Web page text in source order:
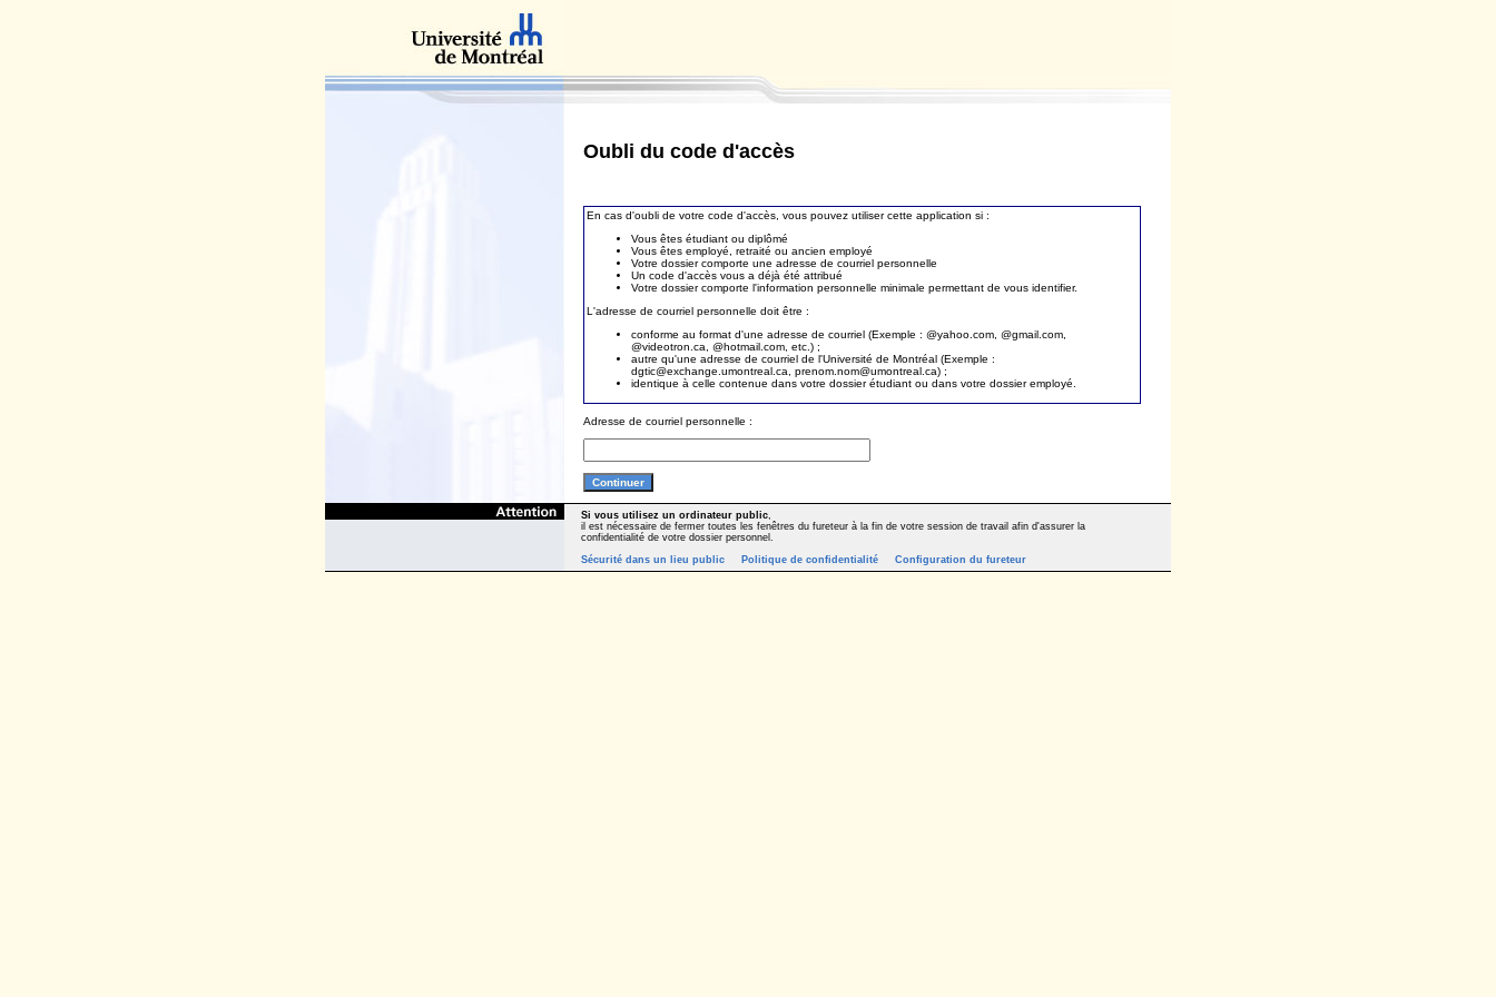
Oubli du code d'accès
En cas d'oubli de votre code d'accès, vous pouvez utiliser cette application si :
Vous êtes étudiant ou diplômé
Vous êtes employé, retraité ou ancien employé
Votre dossier comporte une adresse de courriel personnelle
Un code d'accès vous a déjà été attribué
Votre dossier comporte l'information personnelle minimale permettant de vous identifier.
L'adresse de courriel personnelle doit être :
conforme au format d'une adresse de courriel (Exemple : @yahoo.com, @gmail.com,
@videotron.ca, @hotmail.com, etc.) ;
autre qu'une adresse de courriel de l'Université de Montréal (Exemple :
dgtic@exchange.umontreal.ca, prenom.nom@umontreal.ca) ;
identique à celle contenue dans votre dossier étudiant ou dans votre dossier employé.
Adresse de courriel personnelle :
Si vous utilisez un ordinateur public,
il est nécessaire de fermer toutes les fenêtres du fureteur à la fin de votre session de travail afin d'assurer la
confidentialité de votre dossier personnel.
Sécurité dans un lieu public
Politique de confidentialité Configuration du fureteur